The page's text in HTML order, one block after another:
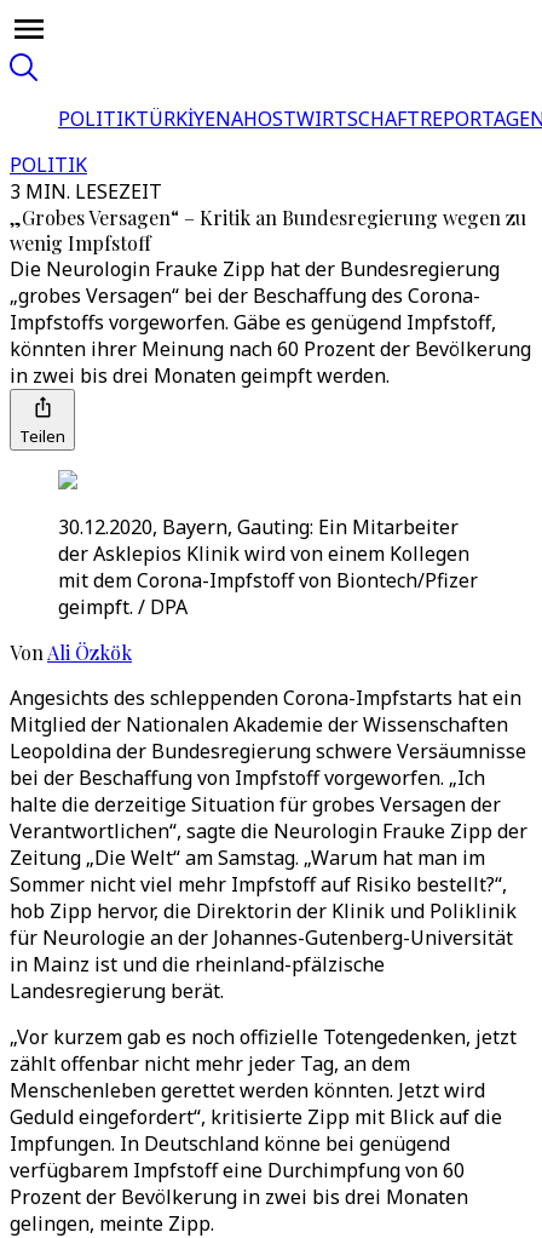
POLITIKTÜRKİYENAHOSTWIRTSCHAFT
POLITIK
3 MIN. LESEZEIT
„Grobes Versagen“ – Kritik an Bundesregierung wegen zu
wenig Impfstoff
Die Neurologin Frauke Zipp hat der Bundesregierung
„grobes Versagen“ bei der Beschaffung des Corona-
Impfstoffs vorgeworfen. Gäbe es genügend Impfstoff,
könnten ihrer Meinung nach 60 Prozent der Bevölkerung
in zwei bis drei Monaten geimpft werden.
Teilen
30.12.2020, Bayern, Gauting: Ein Mitarbeiter
der Asklepios Klinik wird von einem Kollegen
mit dem Corona-Impfstoff von Biontech/Pfizer
geimpft. / DPA
Von Ali Özkök
Angesichts des schleppenden Corona-Impfstarts hat ein
Mitglied der Nationalen Akademie der Wissenschaften
Leopoldina der Bundesregierung schwere Versäumnisse
bei der Beschaffung von Impfstoff vorgeworfen. „Ich
halte die derzeitige Situation für grobes Versagen der
Verantwortlichen“, sagte die Neurologin Frauke Zipp der
Zeitung „Die Welt“ am Samstag. „Warum hat man im
Sommer nicht viel mehr Impfstoff auf Risiko bestellt?“,
hob Zipp hervor, die Direktorin der Klinik und Poliklinik
für Neurologie an der Johannes-Gutenberg-Universität
in Mainz ist und die rheinland-pfälzische
Landesregierung berät.
„Vor kurzem gab es noch offizielle Totengedenken, jetzt
zählt offenbar nicht mehr jeder Tag, an dem
Menschenleben gerettet werden könnten. Jetzt wird
Geduld eingefordert“, kritisierte Zipp mit Blick auf die
Impfungen. In Deutschland könne bei genügend
verfügbarem Impfstoff eine Durchimpfung von 60
Prozent der Bevölkerung in zwei bis drei Monaten
gelingen, meinte Zipp.